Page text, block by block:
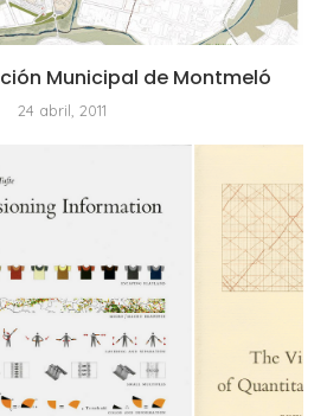
Municipal de Montmeló
24 abril, 2011